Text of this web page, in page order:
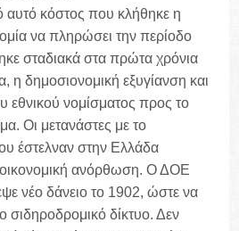
κόστος που κλήθηκε η
να πληρώσει την περίοδο
σταδιακά στα πρώτα χρόνια
η δημοσιονομική εξυγίανση και
εθνικού νομίσματος προς το
Οι μετανάστες με το
έστελναν στην Ελλάδα
ανόρθωση. Ο ΔΟΕ
νέο δάνειο το 1902, ώστε να
σιδηροδρομικό δίκτυο. Δεν